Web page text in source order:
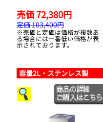
売価 72,380円
定価 103,400円
※売価と定価は価格が複数あ
る場合には一番低い価格が表
示されております。
容量2L・ステンレス製